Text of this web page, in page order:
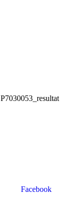
P7030053_resultat
Facebook